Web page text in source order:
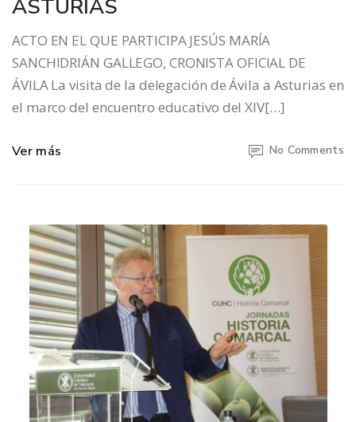
ASTURIAS
ACTO EN EL QUE PARTICIPA JESÚS MARÍA
SANCHIDRIÁN GALLEGO, CRONISTA OFICIAL DE
ÁVILA La visita de la delegación de Ávila a Asturias en
el marco del encuentro educativo del XIV[…]
Ver más No Comments